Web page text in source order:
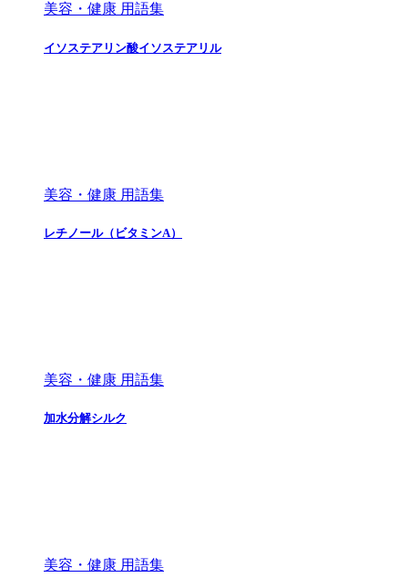
美容・健康 用語集
イソステアリン酸イソステアリル
美容・健康 用語集
レチノール（ビタミンA）
美容・健康 用語集
加水分解シルク
美容・健康 用語集